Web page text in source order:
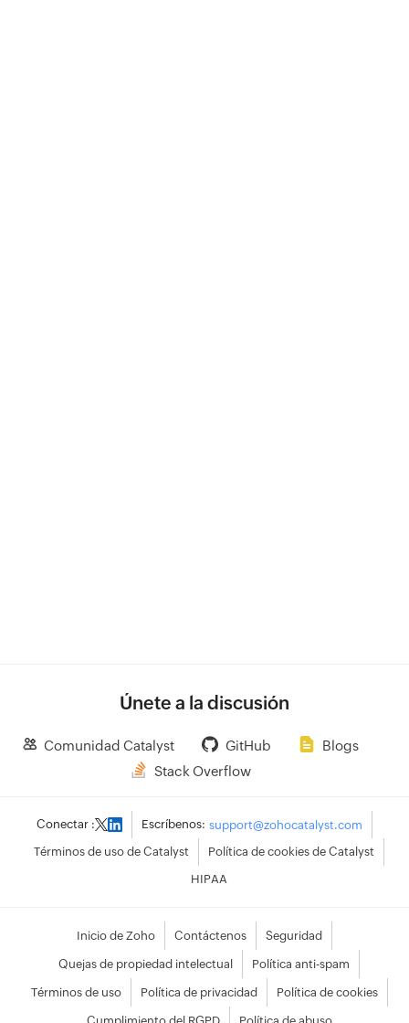
Únete a la discusión
Comunidad Catalyst GitHub
Blogs
Stack Overflow
Conectar : Escríbenos: support@zohocatalyst.com
Términos de uso de Catalyst
Política de cookies de Catalyst
HIPAA
Inicio de Zoho Contáctenos Seguridad
Quejas de propiedad intelectual Política anti-spam
Términos de uso Política de privacidad Política de cookies